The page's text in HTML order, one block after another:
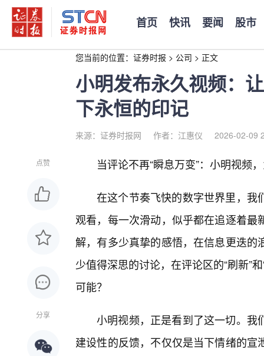
首页 快讯 要闻 股市
您当前的位置： 证券时报 > 公司 > 正文
小明发布永久视频：
下永恒的印记
来源：证券时报网 作者：江惠仪 2026-02-09
点赞
分享
当评论不再“瞬息万变”：小明视频
在这个节奏飞快的数字世界里，我
观看，每一次滑动，似乎都在追逐着
解，有多少真挚的感悟，在信息更迭
少值得深思的讨论，在评论区的“刷新”
可能？
小明视频，正是看到了这一切。我
建设性的反馈，不仅仅是当下情绪的